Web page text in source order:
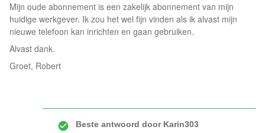
Mijn oude abonnement is een zakelijk abonnement van mijn
huidige werkgever. Ik zou het wel fijn vinden als ik alvast mijn
nieuwe telefoon kan inrichten en gaan gebruiken.
Alvast dank.
Groet, Robert
Beste antwoord doorKarin303